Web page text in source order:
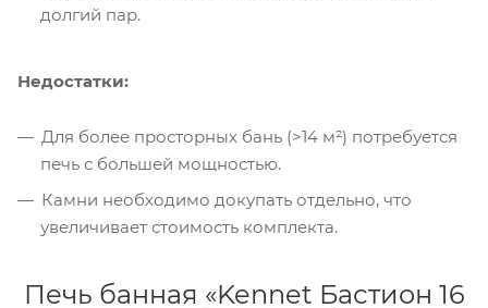
долгий пар.
Недостатки:
Для более просторных бань (>14 м²) потребуется
печь с большей мощностью.
Камни необходимо докупать отдельно, что
увеличивает стоимость комплекта.
Печь банная «Kennet Бастион 16